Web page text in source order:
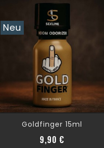
Neu
Goldfinger 15ml
9,90 €Preis